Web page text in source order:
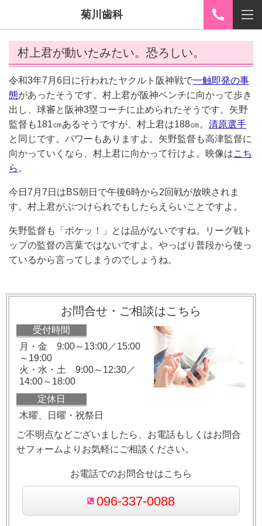
菊川歯科
村上君が動いたみたい。恐ろしい。
令和3年7月6日に行われたヤクルト阪神戦で一触即発の事
態があったそうです。村上君が阪神ベンチに向かって歩き
出し、球審と阪神3塁コーチに止められたそうです。矢野
監督も181㎝あるそうですが、村上君は188㎝。 清原選手
と同じです。パワーもありますよ。矢野監督も高津監督に
向かっていくなら、村上君に向かって行けよ。映像はこち
ら 。
今日7月7日はBS朝日で午後6時から2回戦が放映されま
す。村上君がぶつけられでもしたらえらいことですよ。
矢野監督も「ボケッ！」とは品がないですね。リーグ戦ト
ップの監督の言葉ではないですよ。やっぱり普段から使っ
ているから言ってしまうのでしょうね。
お問合せ・ご相談はこちら
受付時間
月・金 9:00～13:00／15:00
～19:00
火・水・土 9:00～12:30／
14:00～18:00
定休日
木曜、日曜・祝祭日
ご不明点などございましたら、お電話もしくはお問合
せフォームよりお気軽にご相談ください。
お電話でのお問合せはこちら
096-337-0088